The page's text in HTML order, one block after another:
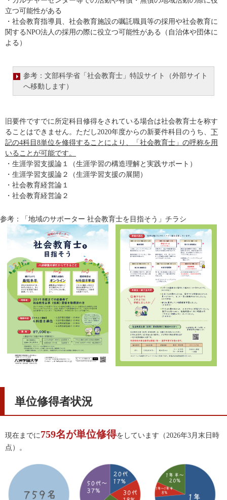
立つ可能性がある
・社会教育指導員、社会教育施設の嘱託職員等の採用や社会教育に
関するNPO法人の採用の際に役立つ可能性がある（自治体や団体に
よる）
参考：文部科学省「社会教育士」特設サイト（外部サイト
へ移動します）
旧要件ですでに所定科目修得をされている場合は社会教育士を称す
ることはできません。ただし2020年度からの新要件科目のうち、 下
記の4科目8単位を修得することにより、「社会教育士」の呼称を用
いることが可能です。
・生涯学習支援論１（生涯学習の構造理解と実践サポート）
・生涯学習支援論２（生涯学習支援の展開）
・社会教育経営論１
・社会教育経営論２
参考：「地域のサポーター 社会教育士を目指そう」チラシ
単位修得者状況
現在までに 759名が単位修得をしています（2026年3月末日時
点）。